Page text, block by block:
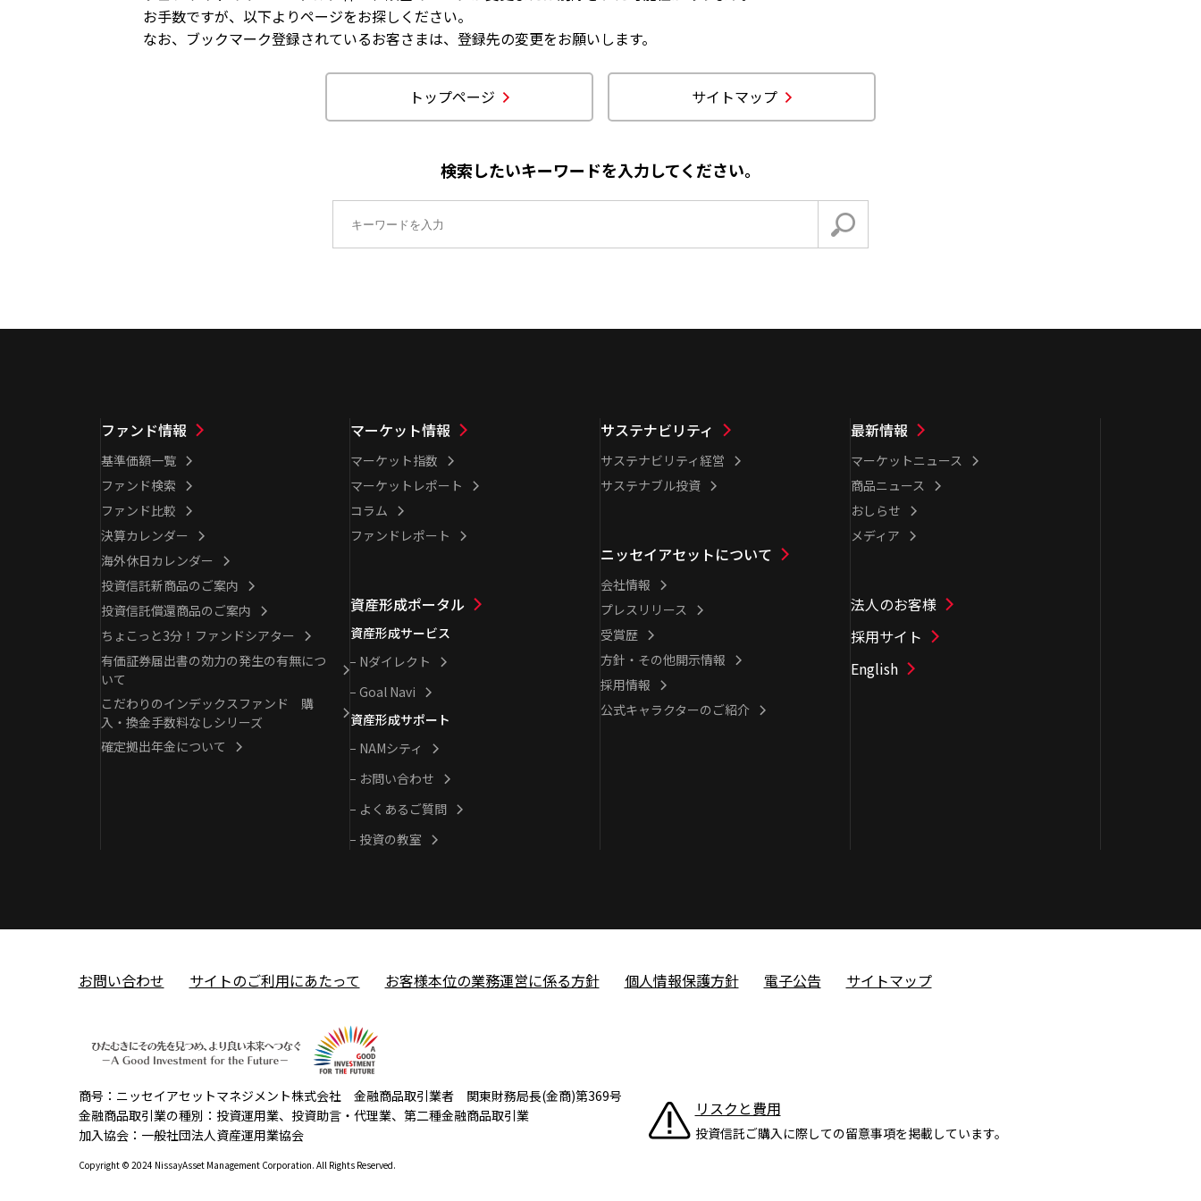
お手数ですが、以下よりページをお探しください。
なお、ブックマーク登録されているお客さまは、登録先の変更をお願いします。
トップページ サイトマップ
検索したいキーワードを入力してください。
ファンド情報
基準価額一覧
ファンド検索
ファンド比較
決算カレンダー
海外休日カレンダー
投資信託新商品のご案内
投資信託償還商品のご案内
ちょこっと3分！ファンドシアター
有価証券届出書の効力の発生の有無につ
いて
こだわりのインデックスファンド 購
入・換金手数料なしシリーズ
確定拠出年金について
マーケット情報
マーケット指数
マーケットレポート
コラム
ファンドレポート
資産形成ポータル
資産形成サービス
Nダイレクト
Goal Navi
資産形成サポート
NAMシティ
お問い合わせ
よくあるご質問
投資の教室
サステナビリティ
サステナビリティ経営
サステナブル投資
ニッセイアセットについて
会社情報
プレスリリース
受賞歴
方針・その他開示情報
採用情報
公式キャラクターのご紹介
最新情報
マーケットニュース
商品ニュース
おしらせ
メディア
法人のお客様
採用サイト
English
お問い合わせ サイトのご利用にあたって お客様本位の業務運営に係る方針 個人情報保護方針 電子公告 サイトマップ
リスクと費用
投資信託ご購入に際しての留意事項を掲載しています。
商号
ニッセイアセットマネジメント株式会社 金融商品取引業者 関東財務局長(金商)第369号
金融商品取引業の種別
投資運用業、投資助言・代理業、第二種金融商品取引業
加入協会
一般社団法人資産運用業協会
Copyright © 2024 NissayAsset Management Corporation. All Rights Reserved.